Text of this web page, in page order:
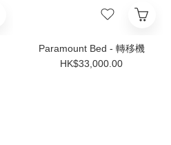
Paramount Bed - 轉移機
HK$33,000.00